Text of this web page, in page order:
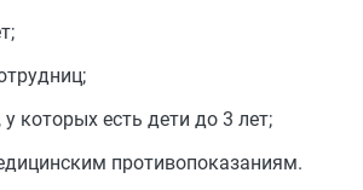
которых есть дети до 3 лет;
противопоказаниям.